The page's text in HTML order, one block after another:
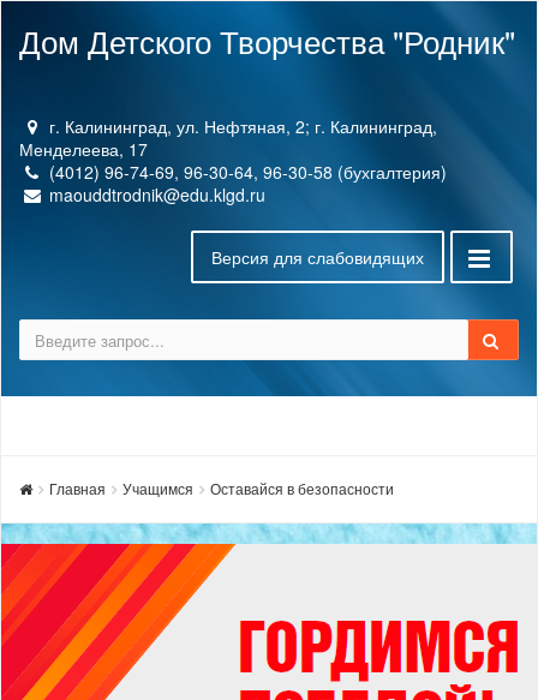
Дом Детского Творчества "Родник"
г. Калининград, ул. Нефтяная, 2; г. Калининград,
Менделеева, 17
(4012) 96-74-69, 96-30-64, 96-30-58 (бухгалтерия)
maouddtrodnik@edu.klgd.ru
Версия для слабовидящих
Главная Учащимся Оставайся в безопасности